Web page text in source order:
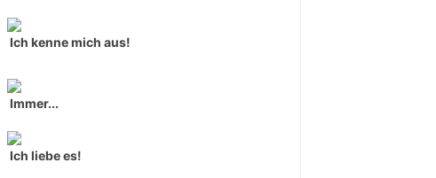
Ich kenne mich aus!
Immer...
Ich liebe es!